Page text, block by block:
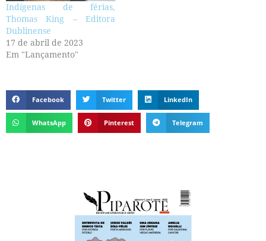
Indígenas de férias,
Thomas King – Editora
Dublinense
17 de abril de 2023
Em "Lançamento"
Facebook Twitter LinkedIn
WhatsApp Pinterest Telegram